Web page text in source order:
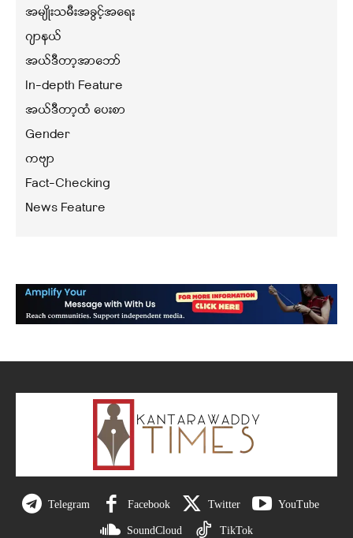
အမျိုးသမီးအခွင့်အရေး
ဂျာနယ်
အယ်ဒီတာ့အာဘော်
In-depth Feature
အယ်ဒီတာ့ထံ ပေးစာ
Gender
ကဗျာ
Fact-Checking
News Feature
Telegram Facebook Twitter YouTube
SoundCloud TikTok